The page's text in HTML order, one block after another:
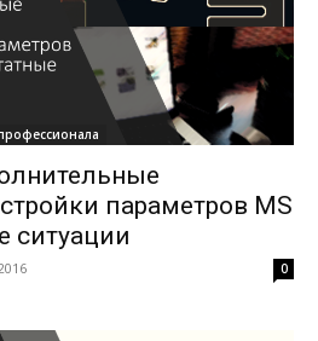
параметров MS
ситуации
0